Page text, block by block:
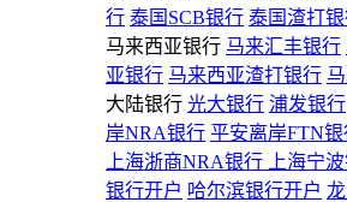
行 泰国SCB银行 泰国渣打
马来西亚银行 马来汇丰银行
亚银行 马来西亚渣打银行
大陆银行 光大银行 浦发银行
岸NRA银行 平安离岸FTN银
上海浙商NRA银行
上海宁
银行开户 哈尔滨银行开户